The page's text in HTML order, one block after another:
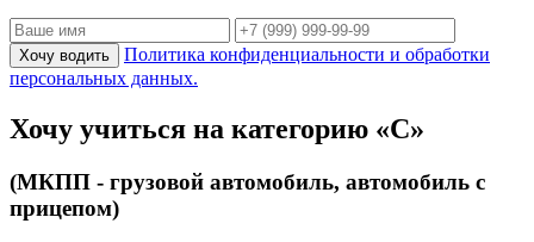
Хочу водить
Политика конфиденциальности и обработки
персональных данных.
Хочу учиться на категорию «С»
(МКПП - грузовой автомобиль, автомобиль с
прицепом)